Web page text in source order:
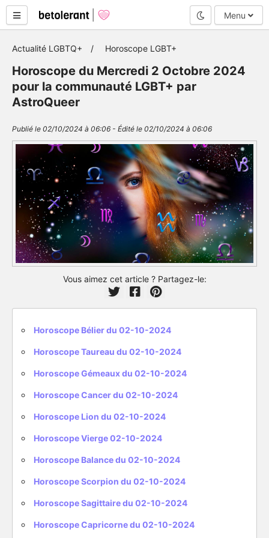
Mode nuit
Menu
Actualité LGBTQ+ Horoscope LGBT+
Horoscope du Mercredi 2 Octobre 2024
pour la communauté LGBT+ par
AstroQueer
Publié le 02/10/2024 à 06:06 - Édité le 02/10/2024 à 06:06
Vous aimez cet article ? Partagez-le:
Horoscope Bélier du 02-10-2024
Horoscope Taureau du 02-10-2024
Horoscope Gémeaux du 02-10-2024
Horoscope Cancer du 02-10-2024
Horoscope Lion du 02-10-2024
Horoscope Vierge 02-10-2024
Horoscope Balance du 02-10-2024
Horoscope Scorpion du 02-10-2024
Horoscope Sagittaire du 02-10-2024
Horoscope Capricorne du 02-10-2024